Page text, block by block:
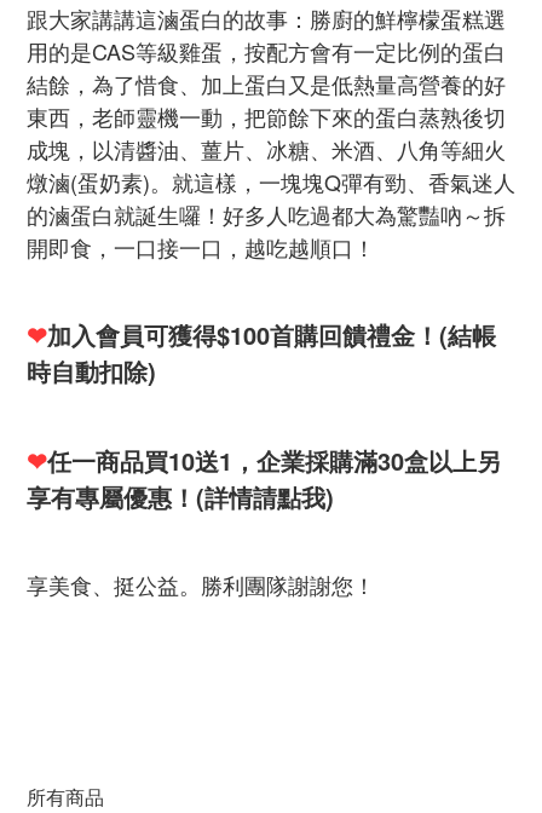
跟大家講講這滷蛋白的故事：勝廚的鮮檸檬蛋糕選
用的是CAS等級雞蛋，按配方會有一定比例的蛋白
結餘，為了惜食、加上蛋白又是低熱量高營養的好
東西，老師靈機一動，把節餘下來的蛋白蒸熟後切
成塊，以清醬油、薑片、冰糖、米酒、八角等細火
燉滷(蛋奶素)。 就這樣，一塊塊Q彈有勁、香氣迷人
的滷蛋白就誕生囉！好多人吃過都大為驚豔吶～拆
開即食，一口接一口，越吃越順口！
❤加入會員可獲得$100首購回饋禮金！ (結帳
時自動扣除)
❤任一商品買10送1 ，企業採購滿30盒以上另
享有專屬優惠！ (詳情請點我)
享美食、挺公益。勝利團隊謝謝您！
所有商品